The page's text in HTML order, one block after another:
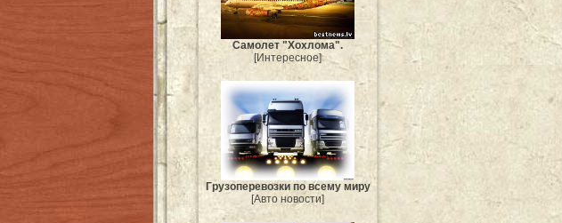
Самолет "Хохлома".
[Интересное]
Грузоперевозки по всему миру
[Авто новости]